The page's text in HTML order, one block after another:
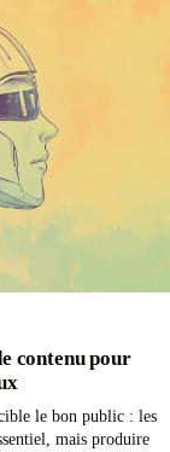
ce dont vous avez
minutes pour leur
contenu pour
le bon public : les
mais produire